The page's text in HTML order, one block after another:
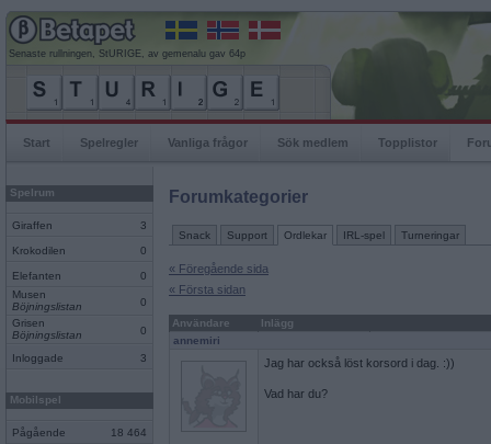
Senaste rullningen, StURIGE, av gemenalu gav 64p
Start Spelregler Vanliga frågor Sök medlem Topplistor
Spelrum
Giraffen 3
Krokodilen 0
Elefanten
0
Musen
Böjningslistan
0
Grisen
Böjningslistan
0
Inloggade 3
Mobilspel
Pågående 18 464
Forumkategorier
Snack Support Ordlekar IRL-spel Turneringar
« Föregående sida
« Första sidan
Användare
Inlägg
annemiri
Jag har också löst korsord i dag. :))
Vad har du?